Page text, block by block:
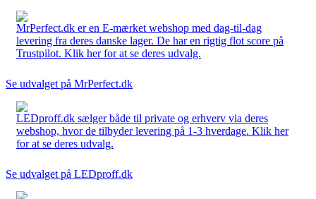
MrPerfect.dk er en E-mærket webshop med dag-til-dag
levering fra deres danske lager. De har en rigtig flot score på
Trustpilot. Klik her for at se deres udvalg.
Se udvalget på MrPerfect.dk
LEDproff.dk sælger både til private og erhverv via deres
webshop, hvor de tilbyder levering på 1-3 hverdage. Klik her
for at se deres udvalg.
Se udvalget på LEDproff.dk